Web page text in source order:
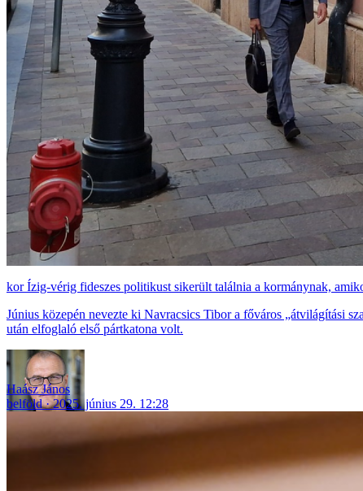
Ízig-vérig fideszes politikust sikerült találnia a kormánynak,
Június közepén nevezte ki Navracsics Tibor a főváros „átvilágítási
után elfoglaló első pártkatona volt.
Haász János
belföld
2025. június 29. 12:28